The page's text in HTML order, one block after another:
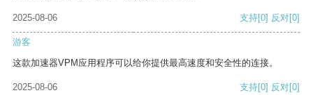
2025-08-06 支持[0] 反对[0]
游客
这款加速器VPM应用程序可以给你提供最高速度和安全性的连接。
2025-08-06 支持[0] 反对[0]